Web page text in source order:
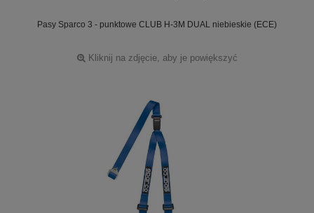
Pasy Sparco 3 - punktowe CLUB H-3M DUAL niebieskie (ECE)
Kliknij na zdjęcie, aby je powiększyć